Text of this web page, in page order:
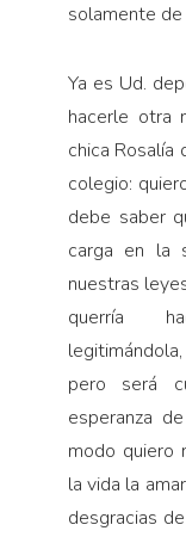
solamente de
Ya es Ud.
hacerle otra
chica Rosalía
colegio:
debe saber
carga en la
nuestras
querría
pero será
esperanza
modo quiero
la vida la
desgracias